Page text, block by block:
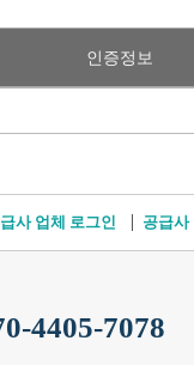
인증정보
사 업체 로그인 공급사
4405-7078